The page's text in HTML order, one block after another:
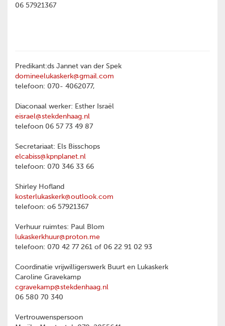
06 57921367
Predikant:ds Jannet van der Spek
domineelukaskerk@gmail.com
telefoon: 070- 4062077,
Diaconaal werker: Esther Israël
eisrael@stekdenhaag.nl
telefoon 06 57 73 49 87
Secretariaat: Els Bisschops
elcabiss@kpnplanet.nl
telefoon: 070 346 33 66
Shirley Hofland
kosterlukaskerk@outlook.com
telefoon: o6 57921367
Verhuur ruimtes: Paul Blom
lukaskerkhuur@proton.me
telefoon: 070 42 77 261 of 06 22 91 02 93
Coordinatie vrijwilligerswerk Buurt en Lukaskerk
Caroline Gravekamp
cgravekamp@stekdenhaag.nl
06 580 70 340
Vertrouwenspersoon